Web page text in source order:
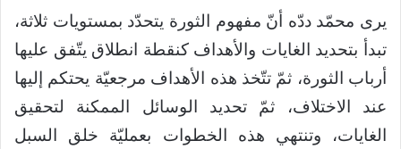
يرى محمّد ددّه أنّ مفهوم الثورة يتحدّد بمستويات ثلاثة،
تبدأ بتحديد الغايات والأهداف كنقطة انطلاق يتّفق عليها
أرباب الثورة، ثمّ تتّخذ هذه الأهداف مرجعيّة يحتكم إليها
عند الاختلاف، ثمّ تحديد الوسائل الممكنة لتحقيق
الغايات، وتنتهي هذه الخطوات بعمليّة خلق السبل